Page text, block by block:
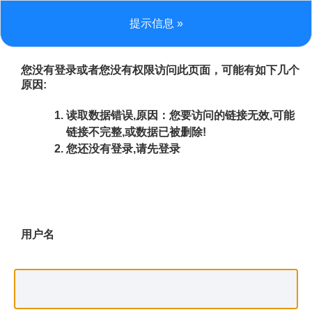
提示信息 »
您没有登录或者您没有权限访问此页面，可能有如下几个
原因:
读取数据错误,原因：您要访问的链接无效,可能
链接不完整,或数据已被删除!
您还没有登录,请先登录
用户名